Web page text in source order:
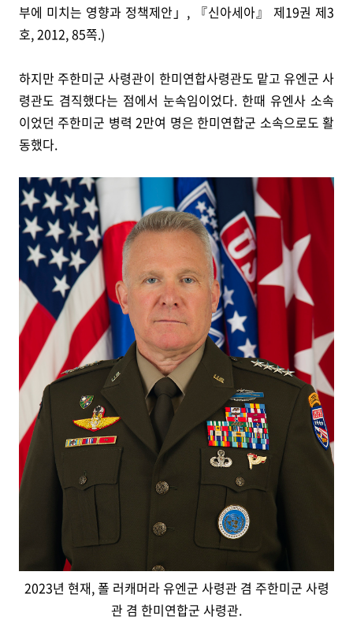
부에 미치는 영향과 정책제안」, 『신아세아』 제19권 제3
호, 2012, 85쪽.)
하지만 주한미군 사령관이 한미연합사령관도 맡고 유엔군 사
령관도 겸직했다는 점에서 눈속임이었다. 한때 유엔사 소속
이었던 주한미군 병력 2만여 명은 한미연합군 소속으로도 활
동했다.
2023년 현재, 폴 러캐머라 유엔군 사령관 겸 주한미군 사령
관 겸 한미연합군 사령관.